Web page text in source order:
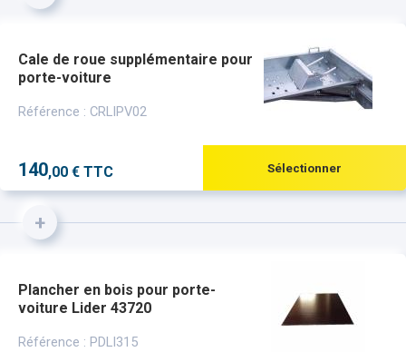
Cale de roue supplémentaire pour
porte-voiture
Référence : CRLIPV02
140,00 € TTC Sélectionner
+
Plancher en bois pour porte-
voiture Lider 43720
Référence : PDLI315